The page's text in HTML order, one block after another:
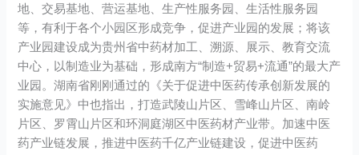
地、交易基地、营运基地、生产性服务园、生活性服务园
等，有利于各个小园区形成竞争，促进产业园的发展；将该
产业园建设成为贵州省中药材加工、溯源、展示、教育交流
中心，以制造业为基础，形成南方“制造+贸易+流通”的最大产
业园。湖南省刚刚通过的《关于促进中医药传承创新发展的
实施意见》中也指出，打造武陵山片区、雪峰山片区、南岭
片区、罗霄山片区和环洞庭湖区中医药材产业带。加速中医
药产业链发展，推进中医药千亿产业链建设，促进中医药